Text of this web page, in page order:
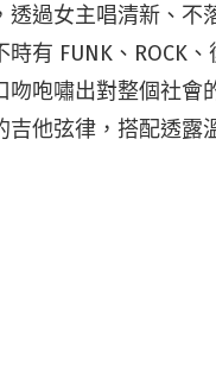
過女主唱清新、不
有 FUNK、ROCK
咆嘯出對整個社會
他弦律，搭配透露